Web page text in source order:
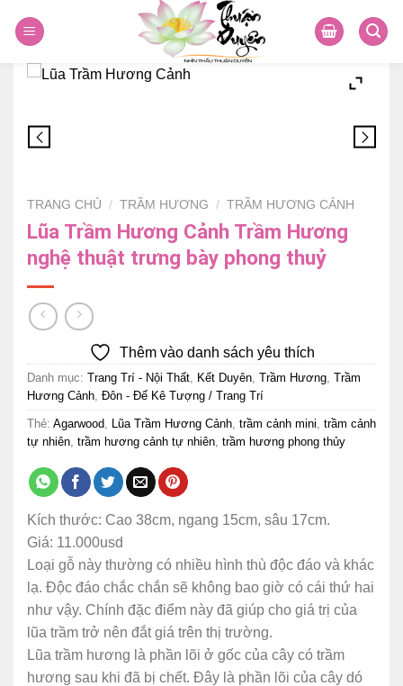
TRANG CHỦ / TRẦM HƯƠNG / TRẦM HƯƠNG CẢNH
Lũa Trầm Hương Cảnh Trầm Hương
nghệ thuật trưng bày phong thuỷ
Thêm vào danh sách yêu thích
Danh mục: Trang Trí - Nội Thất Kết Duyên Trầm Hương Trầm
Hương Cảnh Đôn - Đế Kê Tượng / Trang Trí
Thẻ: Agarwood Lũa Trầm Hương Cảnh trầm cảnh mini trầm cảnh
tự nhiên trầm hương cảnh tự nhiên trầm hương phong thủy
Kích thước: Cao 38cm, ngang 15cm, sâu 17cm.
Giá: 11.000usd
Loại gỗ này thường có nhiều hình thù độc đáo và khác
lạ. Độc đáo chắc chắn sẽ không bao giờ có cái thứ hai
như vậy. Chính đặc điểm này đã giúp cho giá trị của
lũa trầm trở nên đắt giá trên thị trường.
Lũa trầm hương là phần lõi ở gốc của cây có trầm
hương sau khi đã bị chết. Đây là phần lõi của cây dó